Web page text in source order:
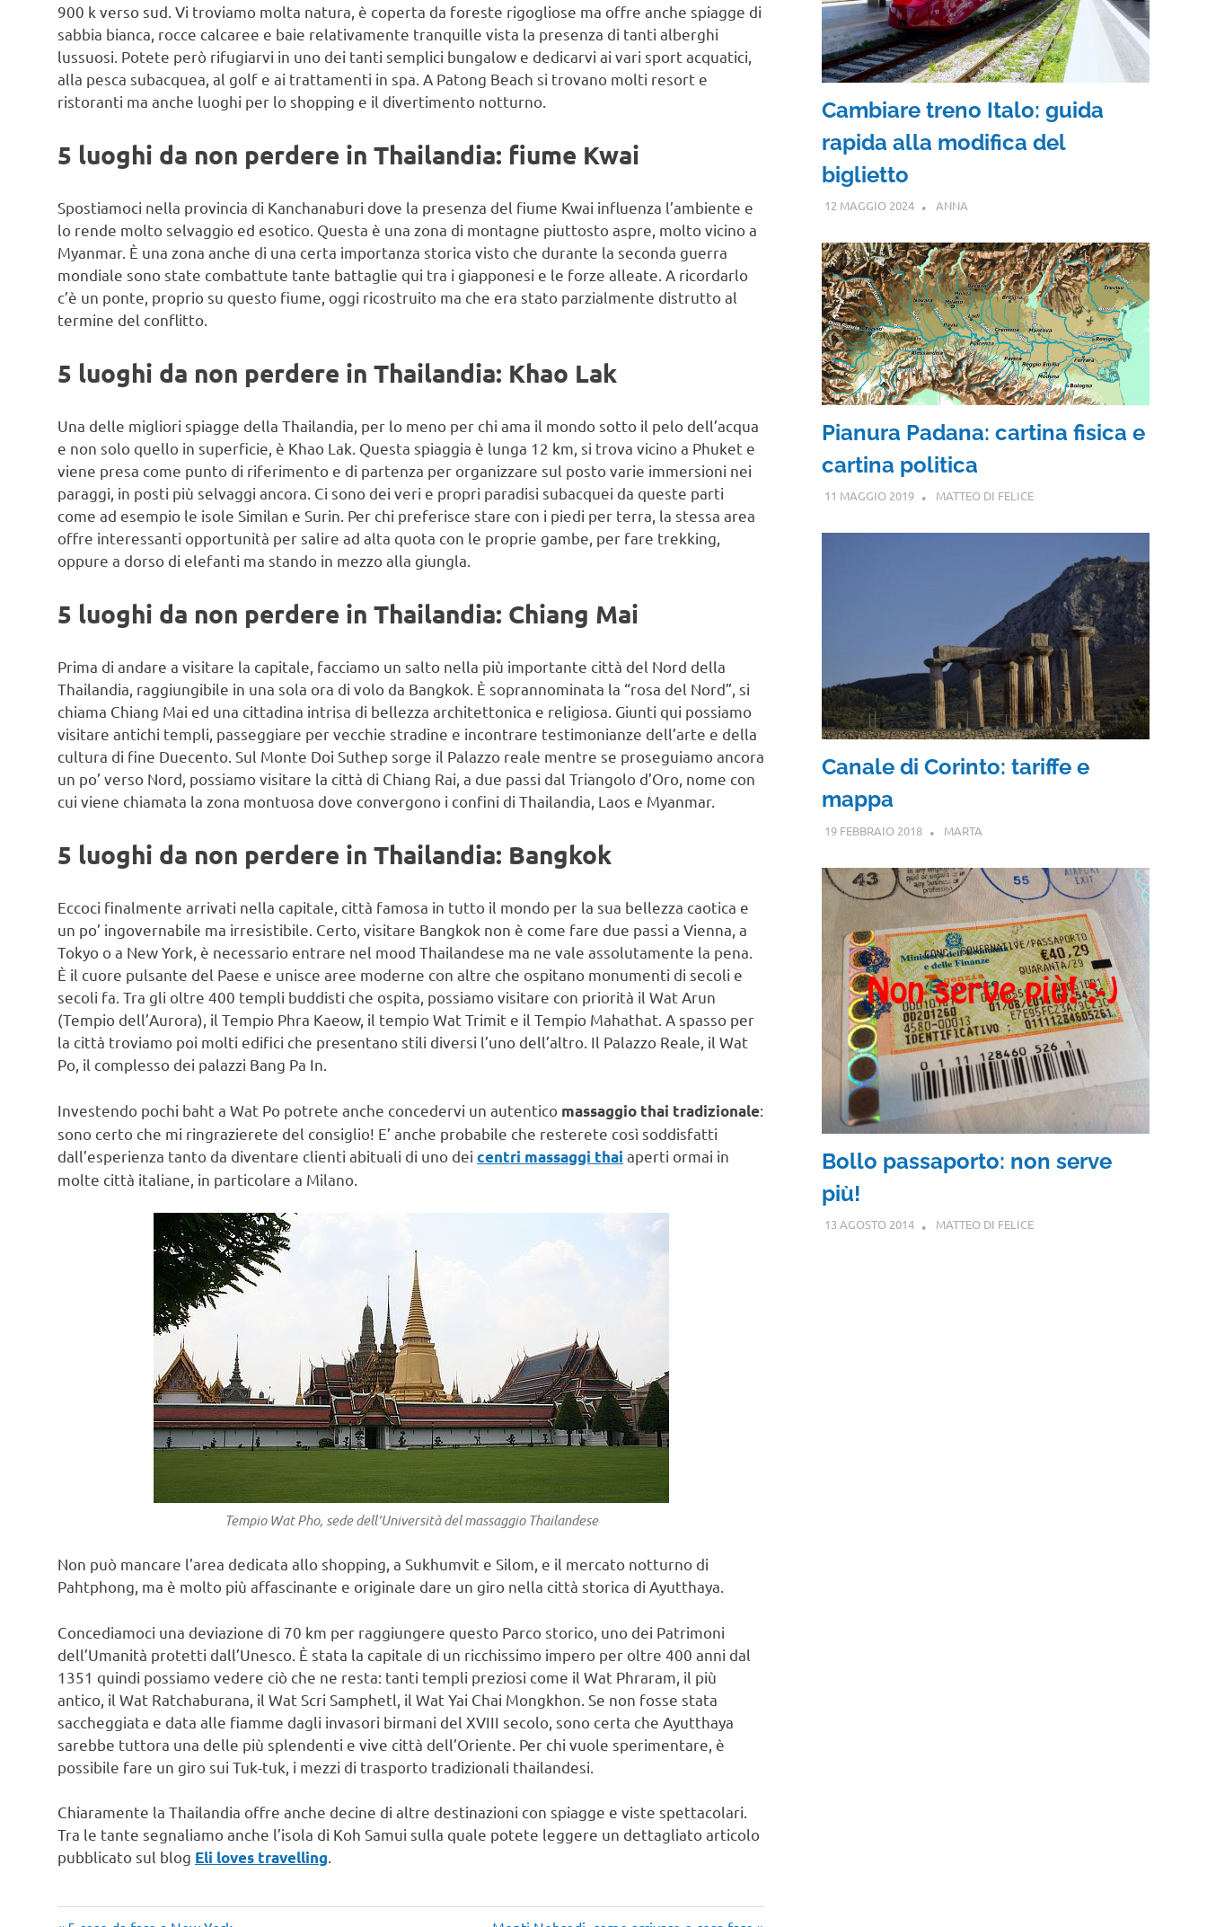
900 k verso sud. Vi troviamo molta natura, è coperta da foreste rigogliose ma offre anche spiagge di
sabbia bianca, rocce calcaree e baie relativamente tranquille vista la presenza di tanti alberghi
lussuosi. Potete però rifugiarvi in uno dei tanti semplici bungalow e dedicarvi ai vari sport acquatici,
alla pesca subacquea, al golf e ai trattamenti in spa. A Patong Beach si trovano molti resort e
ristoranti ma anche luoghi per lo shopping e il divertimento notturno.
5 luoghi da non perdere in Thailandia: fiume Kwai
Spostiamoci nella provincia di Kanchanaburi dove la presenza del fiume Kwai influenza l’ambiente e
lo rende molto selvaggio ed esotico. Questa è una zona di montagne piuttosto aspre, molto vicino a
Myanmar. È una zona anche di una certa importanza storica visto che durante la seconda guerra
mondiale sono state combattute tante battaglie qui tra i giapponesi e le forze alleate. A ricordarlo
c’è un ponte, proprio su questo fiume, oggi ricostruito ma che era stato parzialmente distrutto al
termine del conflitto.
5 luoghi da non perdere in Thailandia: Khao Lak
Una delle migliori spiagge della Thailandia, per lo meno per chi ama il mondo sotto il pelo dell’acqua
e non solo quello in superficie, è Khao Lak. Questa spiaggia è lunga 12 km, si trova vicino a Phuket e
viene presa come punto di riferimento e di partenza per organizzare sul posto varie immersioni nei
paraggi, in posti più selvaggi ancora. Ci sono dei veri e propri paradisi subacquei da queste parti
come ad esempio le isole Similan e Surin. Per chi preferisce stare con i piedi per terra, la stessa area
offre interessanti opportunità per salire ad alta quota con le proprie gambe, per fare trekking,
oppure a dorso di elefanti ma stando in mezzo alla giungla.
5 luoghi da non perdere in Thailandia: Chiang Mai
Prima di andare a visitare la capitale, facciamo un salto nella più importante città del Nord della
Thailandia, raggiungibile in una sola ora di volo da Bangkok. È soprannominata la “rosa del Nord”, si
chiama Chiang Mai ed una cittadina intrisa di bellezza architettonica e religiosa. Giunti qui possiamo
visitare antichi templi, passeggiare per vecchie stradine e incontrare testimonianze dell’arte e della
cultura di fine Duecento. Sul Monte Doi Suthep sorge il Palazzo reale mentre se proseguiamo ancora
un po’ verso Nord, possiamo visitare la città di Chiang Rai, a due passi dal Triangolo d’Oro, nome con
cui viene chiamata la zona montuosa dove convergono i confini di Thailandia, Laos e Myanmar.
5 luoghi da non perdere in Thailandia: Bangkok
Eccoci finalmente arrivati nella capitale, città famosa in tutto il mondo per la sua bellezza caotica e
un po’ ingovernabile ma irresistibile. Certo, visitare Bangkok non è come fare due passi a Vienna, a
Tokyo o a New York, è necessario entrare nel mood Thailandese ma ne vale assolutamente la pena.
È il cuore pulsante del Paese e unisce aree moderne con altre che ospitano monumenti di secoli e
secoli fa. Tra gli oltre 400 templi buddisti che ospita, possiamo visitare con priorità il Wat Arun
(Tempio dell’Aurora), il Tempio Phra Kaeow, il tempio Wat Trimit e il Tempio Mahathat. A spasso per
la città troviamo poi molti edifici che presentano stili diversi l’uno dell’altro. Il Palazzo Reale, il Wat
Po, il complesso dei palazzi Bang Pa In.
Investendo pochi baht a Wat Po potrete anche concedervi un autentico massaggio thai tradizionale:
sono certo che mi ringrazierete del consiglio! E’ anche probabile che resterete così soddisfatti
dall’esperienza tanto da diventare clienti abituali di uno dei centri massaggi thai aperti ormai in
molte città italiane, in particolare a Milano.
Tempio Wat Pho, sede dell’Università del massaggio Thailandese
Non può mancare l’area dedicata allo shopping, a Sukhumvit e Silom, e il mercato notturno di
Pahtphong, ma è molto più affascinante e originale dare un giro nella città storica di Ayutthaya.
Concediamoci una deviazione di 70 km per raggiungere questo Parco storico, uno dei Patrimoni
dell’Umanità protetti dall’Unesco. È stata la capitale di un ricchissimo impero per oltre 400 anni dal
1351 quindi possiamo vedere ciò che ne resta: tanti templi preziosi come il Wat Phraram, il più
antico, il Wat Ratchaburana, il Wat Scri Samphetl, il Wat Yai Chai Mongkhon. Se non fosse stata
saccheggiata e data alle fiamme dagli invasori birmani del XVIII secolo, sono certa che Ayutthaya
sarebbe tuttora una delle più splendenti e vive città dell’Oriente. Per chi vuole sperimentare, è
possibile fare un giro sui Tuk-tuk, i mezzi di trasporto tradizionali thailandesi.
Chiaramente la Thailandia offre anche decine di altre destinazioni con spiagge e viste spettacolari.
Tra le tante segnaliamo anche l’isola di Koh Samui sulla quale potete leggere un dettagliato articolo
pubblicato sul blog Eli loves travelling.
Cambiare treno Italo: guida
rapida alla modifica del
biglietto
12 MAGGIO 2024 ANNA
Pianura Padana: cartina fisica e
cartina politica
11 MAGGIO 2019 MATTEO DI FELICE
Canale di Corinto: tariffe e
mappa
19 FEBBRAIO 2018 MARTA
Bollo passaporto: non serve
più!
13 AGOSTO 2014 MATTEO DI FELICE